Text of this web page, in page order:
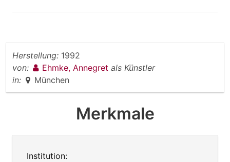
Herstellung: 1992
von:
Ehmke, Annegret als Künstler
in:
München
Merkmale
Institution: